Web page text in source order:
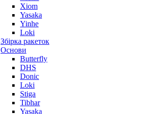
Xiom
Yasaka
Yinhe
Loki
Збірка ракеток
Основи
Butterfly
DHS
Donic
Loki
Stiga
Tibhar
Yasaka